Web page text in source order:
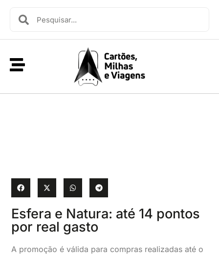
Esfera e Natura: até 14 pontos
por real gasto
A promoção é válida para compras realizadas até o